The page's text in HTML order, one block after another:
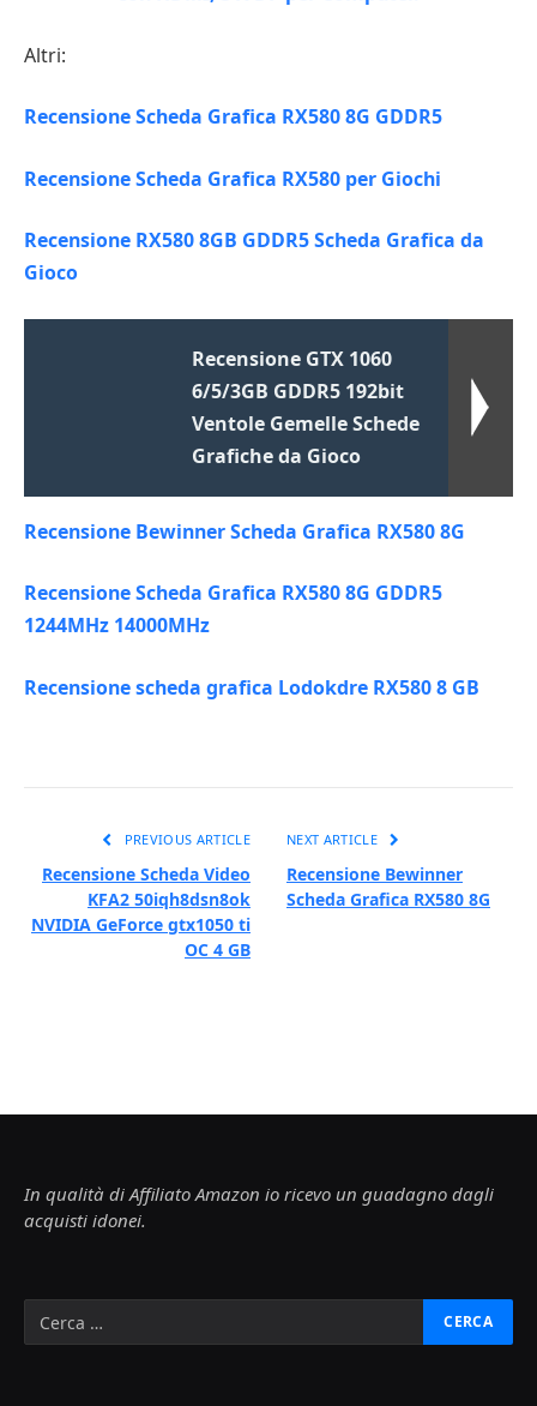
Altri:
Recensione Scheda Grafica RX580 8G GDDR5
Recensione Scheda Grafica RX580 per Giochi
Recensione RX580 8GB GDDR5 Scheda Grafica da
Gioco
Recensione GTX 1060
6/5/3GB GDDR5 192bit
Ventole Gemelle Schede
Grafiche da Gioco
Recensione Bewinner Scheda Grafica RX580 8G
Recensione Scheda Grafica RX580 8G GDDR5
1244MHz 14000MHz
Recensione scheda grafica Lodokdre RX580 8 GB
PREVIOUS ARTICLE
Recensione Scheda Video
KFA2 50iqh8dsn8ok
NVIDIA GeForce gtx1050 ti
OC 4 GB
NEXT ARTICLE
Recensione Bewinner
Scheda Grafica RX580 8G
In qualità di Affiliato Amazon io ricevo un guadagno dagli
acquisti idonei.